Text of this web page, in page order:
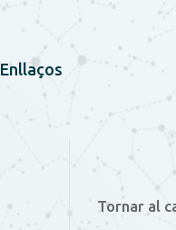
Enllaços
Tornar al